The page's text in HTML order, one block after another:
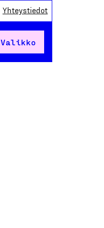
Yhteystiedot
Valikko